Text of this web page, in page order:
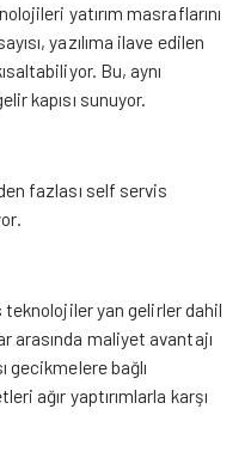
yatırım masraflarını
yazılıma ilave edilen
Bu, aynı
kapısı sunuyor.
fazlası self servis
yan gelirler dahil
arasında maliyet avantajı
gecikmelere bağlı
ağır yaptırımlarla karşı